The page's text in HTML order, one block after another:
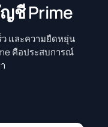
ชี Prime
และความยืดหยุ่น
คือประสบการณ์